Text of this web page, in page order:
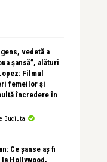
vedetă a
șansă”, alături
Filmul
femeilor și
încredere în
Buciuta
Ce șanse aș fi
la Hollywood,